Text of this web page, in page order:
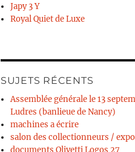
Japy 3 Y
Royal Quiet de Luxe
SUJETS RÉCENTS
Assemblée générale le 13
Ludres (banlieue de Nancy)
machines a écrire
salon des collectionneurs / expo
documents Olivetti Logos 27